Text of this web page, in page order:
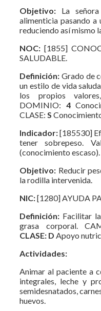
Objetivo: La
alimenticia pasando a
reduciendo así mismo
NOC: [1855]
SALUDABLE.
Definición: Grado de
un estilo de vida
los propios
DOMINIO: 4
CLASE: S
Indicador:[185530]
tener sobrepeso.
(conocimiento escaso).
Objetivo: Reducir
la rodilla intervenida.
NIC:[1280] AYUDA
Definición: Facilitar
grasa corporal.
CLASE: D Apoyo
Actividades:
Animar al paciente a
integrales, leche y
semidesnatados,
huevos.